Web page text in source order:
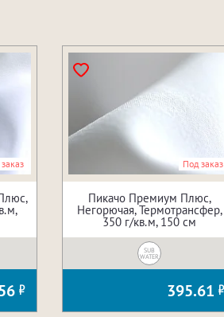
Под заказ
Пикачо Премиум Плюс,
Негорючая, Термотрансфер,
350 г/кв.м, 150 см
SUB
WATER
395.61